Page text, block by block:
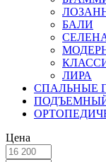
БАЛИ
ЛИРА
СПАЛЬНЫЕ
Цена